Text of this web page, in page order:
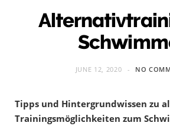
JUNE 12, 2020 NO
Tipps und Hintergrundwissen zu
Trainingsmöglichkeiten zum